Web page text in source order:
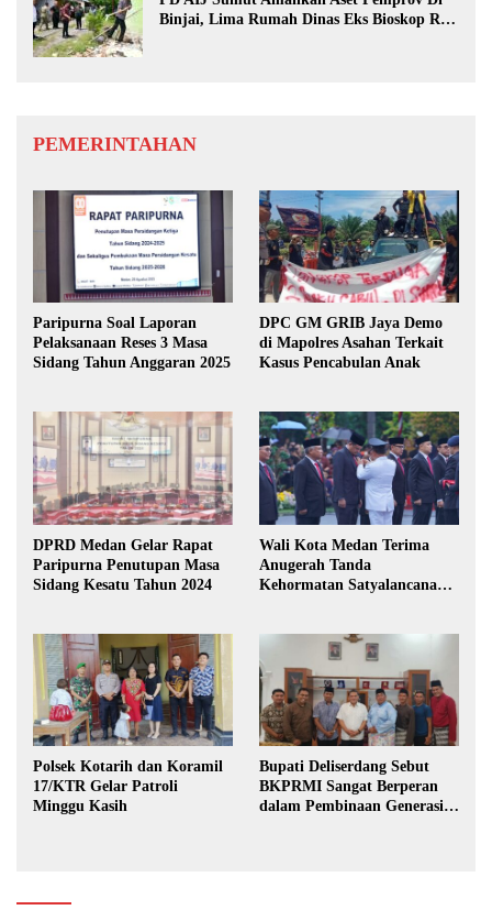
Binjai, Lima Rumah Dinas Eks Bioskop Ria
PEMERINTAHAN
Paripurna Soal Laporan
Pelaksanaan Reses 3 Masa
Sidang Tahun Anggaran 2025
DPC GM GRIB Jaya Demo
di Mapolres Asahan Terkait
Kasus Pencabulan Anak
DPRD Medan Gelar Rapat
Paripurna Penutupan Masa
Sidang Kesatu Tahun 2024
Wali Kota Medan Terima
Anugerah Tanda
Kehormatan Satyalancana
Polsek Kotarih dan Koramil
17/KTR Gelar Patroli
Minggu Kasih
Bupati Deliserdang Sebut
BKPRMI Sangat Berperan
dalam Pembinaan Generasi